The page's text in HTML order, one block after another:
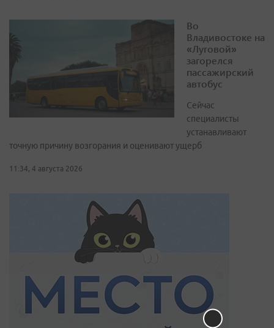
Во
Владивостоке на
«Луговой»
загорелся
пассажирский
автобус
Сейчас
специалисты
устанавливают
точную причину возгорания и оценивают ущерб
11:34, 4 августа 2026